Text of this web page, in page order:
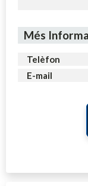
Més
Telèfon
E-mail